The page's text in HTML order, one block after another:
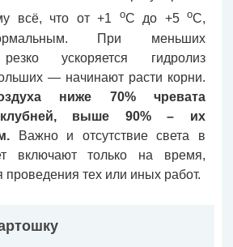
всё, что от +1 оС до +5оС,
При меньших
ускоряется гидролиз
— начинают расти корни.
ниже 70% чревата
выше 90% – их
Важно и отсутствие света в
включают только на время,
проведения тех или иных работ.